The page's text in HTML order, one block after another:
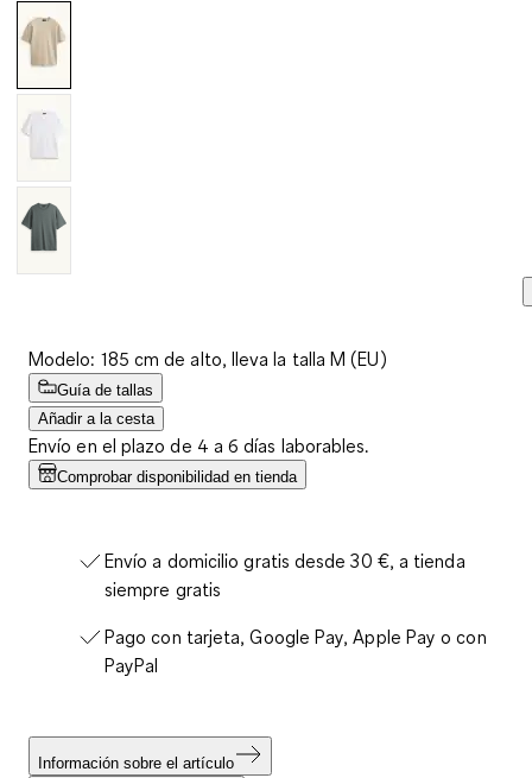
Modelo: 185 cm de alto, lleva la talla M (EU)
Guía de tallas
Añadir a la cesta
Envío en el plazo de 4 a 6 días laborables.
Comprobar disponibilidad en tienda
Envío a domicilio gratis desde 30 €, a tienda
siempre gratis
Pago con tarjeta, Google Pay, Apple Pay o con
PayPal
Información sobre el artículo